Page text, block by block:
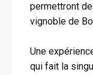
permettront
vignoble de
Une
qui fait la